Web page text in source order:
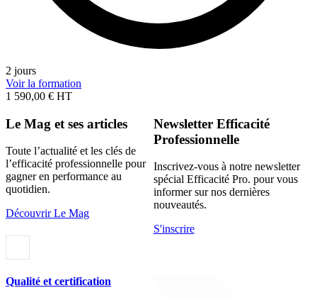
2 jours
Voir la formation
1 590,00 € HT
Le Mag et ses articles
Toute l’actualité et les clés de
l’efficacité professionnelle pour
gagner en performance au
quotidien.
Découvrir Le Mag
Newsletter Efficacité
Professionnelle
Inscrivez-vous à notre newsletter
spécial Efficacité Pro. pour vous
informer sur nos dernières
nouveautés.
S'inscrire
Qualité et certification